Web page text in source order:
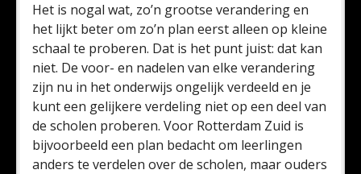
Het is nogal wat, zo’n grootse verandering en
het lijkt beter om zo’n plan eerst alleen op kleine
schaal te proberen. Dat is het punt juist: dat kan
niet. De voor- en nadelen van elke verandering
zijn nu in het onderwijs ongelijk verdeeld en je
kunt een gelijkere verdeling niet op een deel van
de scholen proberen. Voor Rotterdam Zuid is
bijvoorbeeld een plan bedacht om leerlingen
anders te verdelen over de scholen, maar ouders